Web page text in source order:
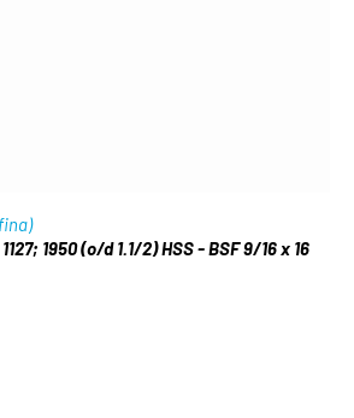
1950 (o/d 1.1/2) HSS - BSF 9/16 x 16